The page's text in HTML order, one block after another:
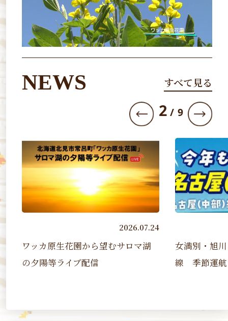
NEWS すべて見る
2026.07.24
カ原生花園から望むサロマ湖
陽等ライブ配信
女満別・旭川－名古
線 季節運航（2026
3 / 9